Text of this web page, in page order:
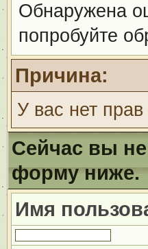
Обнаружена
попробуйте
Причина:
У вас нет прав
Сейчас вы
форму ниже.
Имя